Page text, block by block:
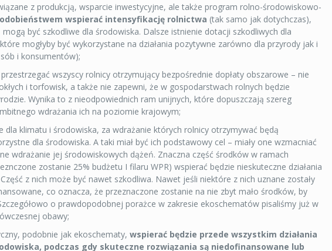
z produkcją, wsparcie inwestycyjne, ale także program rolno-środowiskowo-
wspierać intensyfikację rolnictwa (tak samo jak dotychczas),
być szkodliwe dla środowiska. Dalsze istnienie dotacji szkodliwych dla
mogłyby być wykorzystane na działania pozytywne zarówno dla przyrody jak i
i konsumentów);
wszyscy rolnicy otrzymujący bezpośrednie dopłaty obszarowe – nie
i torfowisk, a także nie zapewni, że w gospodarstwach rolnych będzie
Wynika to z nieodpowiednich ram unijnych, które dopuszczają szereg
wdrażania ich na poziomie krajowym;
klimatu i środowiska, za wdrażanie których rolnicy otrzymywać będą
dla środowiska. A taki miał być ich podstawowy cel – miały one wzmacniać
wdrażanie jej środowiskowych dążeń. Znaczna część środków w ramach
zostanie 25% budżetu I filaru WPR) wspierać będzie nieskuteczne działania
z nich może być nawet szkodliwa. Nawet jeśli niektóre z nich uznane zostały
co oznacza, że przeznaczone zostanie na nie zbyt mało środków, by
o prawdopodobnej porażce w zakresie ekoschematów pisaliśmy już w
obawy;
podobnie jak ekoschematy,wspierać będzie przede wszystkim działania
podczas gdy skuteczne rozwiązania są niedofinansowane lub